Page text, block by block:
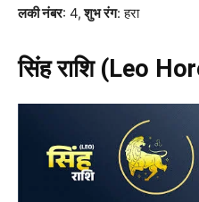
लकी नंबर: 4,शुभ रंग: हरा
सिंह राशि (Leo